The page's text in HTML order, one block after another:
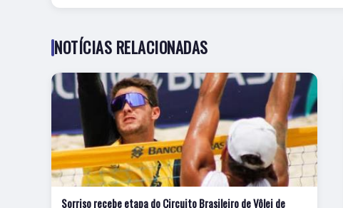
NOTÍCIAS RELACIONADAS
Sorriso recebe etapa do Circuito Brasileiro de Vôlei de